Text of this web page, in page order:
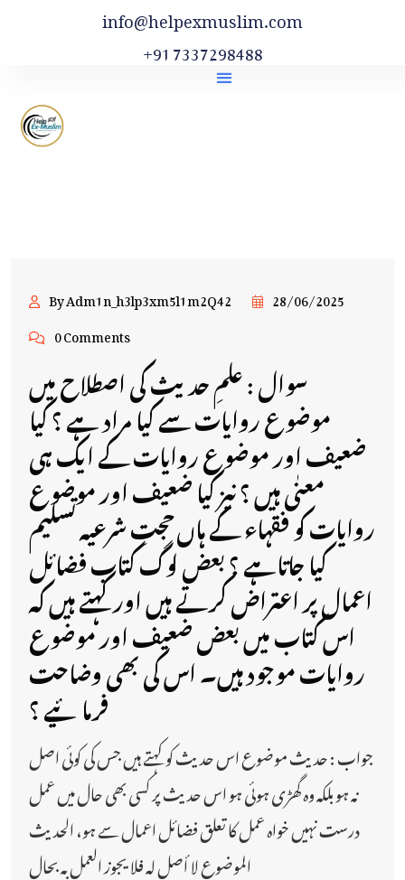
info@helpexmuslim.com
+91 7337298488
By Adm1n_h3lp3xm5l1m2Q42
28/06/2025
0 Comments
سوال : علمِ حدیث کی اصطلاح میں
موضوع روایات سے کیا مراد ہے ؟ کیا
ضعیف اور موضوع روایات کے ایک ہی
معنٰی ہیں ؟ نیز کیا ضعیف اور موضوع
روایات کو فقہاء کے ہاں حجتِ شرعیہ تسلیم
کیا جاتاہے ؟ بعض لوگ کتاب فضائل
اعمال پر اعتراض کرتے ہیں اور کہتے ہیں کہ
اس کتاب میں بعض ضعیف اور موضوع
روایات موجود ہیں۔ اس کی بھی وضاحت
فرمائیے ؟
جواب : حدیث موضوع اس حدیث کو کہتے ہیں جس کی کوئی اصل
نہ ہو بلکہ وہ گھڑی ہوئی ہو اس حدیث پر کسی بھی حال میں عمل
درست نہیں خواہ عمل کا تعلق فضائل اعمال سے ہو، الحدیث
الموضوع لا أصل لہ فلا یجوز العمل بہ بحالٍ